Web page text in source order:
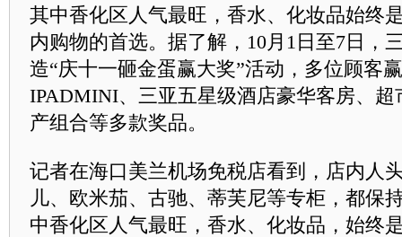
其中香化区人气最旺，香水、化妆品始终
内购物的首选。据了解，10月1日至7日，
造“庆十一砸金蛋赢大奖”活动，多位顾客
IPADMINI、三亚五星级酒店豪华客房、超
产组合等多款奖品。
记者在海口美兰机场免税店看到，店内人
儿、欧米茄、古驰、蒂芙尼等专柜，都保
中香化区人气最旺，香水、化妆品，始终